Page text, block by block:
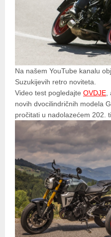
Na našem YouTube kanalu
Suzukijevih retro noviteta.
Video test pogledajte OVDJE,
novih dvocilindričnih modela
pročitati u nadolazećem 202.